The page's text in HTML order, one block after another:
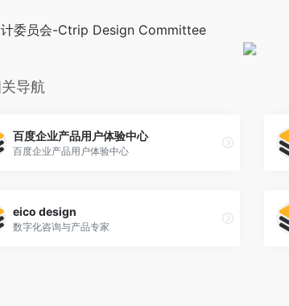
委员会-Ctrip Design Committee
导航
百度企业产品用户体验中心
百度企业产品用户体验中心
eico design
数字化咨询与产品专家